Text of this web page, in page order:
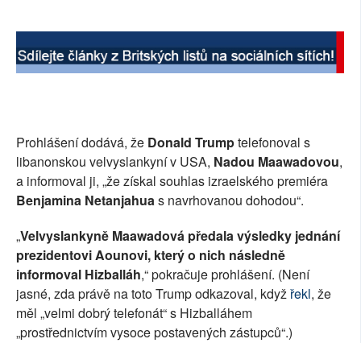
Prohlášení dodává, že Donald Trumptelefonoval s
libanonskou velvyslankyní v USA, Nadou Maawadovou,
a informoval ji, „že získal souhlas izraelského premiéra
Benjamina Netanjahuas navrhovanou dohodou“.
„Velvyslankyně Maawadová předala výsledky jednání
prezidentovi Aounovi, který o nich následně
informoval Hizballáh,“ pokračuje prohlášení. (Není
jasné, zda právě na toto Trump odkazoval, kdyžřekl, že
měl „velmi dobrý telefonát“ s Hizballáhem
„prostřednictvím vysoce postavených zástupců“.)